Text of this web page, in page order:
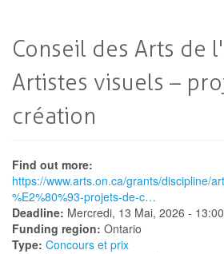
Conseil des Arts de
Artistes visuels –
création
Find out more:
https://www.arts.on.ca/grants/discipline/
%E2%80%93-projets-de-c…
Deadline: Mercredi, 13 Mai, 2026 - 13:00
Funding region: Ontario
Type: Concours et prix